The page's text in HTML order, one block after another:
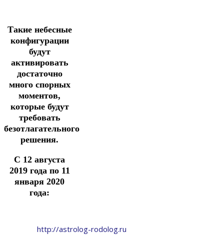
Такие небесные
конфигурации
будут
активировать
достаточно
много спорных
моментов,
которые будут
требовать
безотлагательного
решения.
С 12 августа
2019 года по 11
января 2020
года:
http://astrolog-rodolog.ru